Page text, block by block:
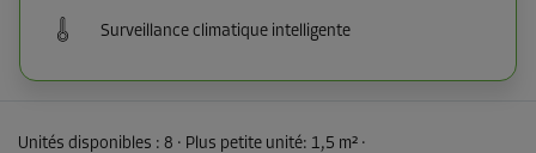
Surveillance climatique intelligente
Unités disponibles : 8 · Plus petite unité: 1,5 m² ·